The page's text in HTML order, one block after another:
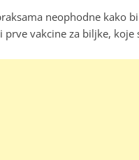
neophodne kako
vakcine za biljke,